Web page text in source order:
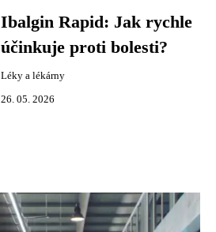
Ibalgin Rapid: Jak rychle
účinkuje proti bolesti?
Léky a lékárny
26. 05. 2026